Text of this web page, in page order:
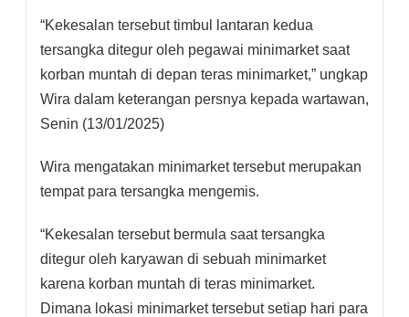
“Kekesalan tersebut timbul lantaran kedua
tersangka ditegur oleh pegawai minimarket saat
korban muntah di depan teras minimarket,” ungkap
Wira dalam keterangan persnya kepada wartawan,
Senin (13/01/2025)
Wira mengatakan minimarket tersebut merupakan
tempat para tersangka mengemis.
“Kekesalan tersebut bermula saat tersangka
ditegur oleh karyawan di sebuah minimarket
karena korban muntah di teras minimarket.
Dimana lokasi minimarket tersebut setiap hari para